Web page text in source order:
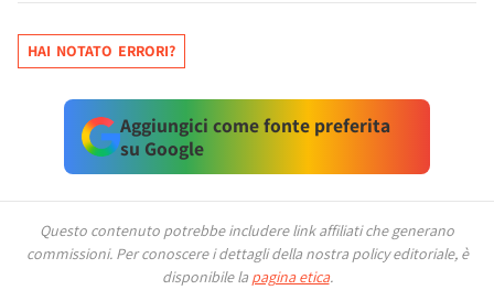
HAI NOTATO ERRORI?
Aggiungici come fonte preferita
su Google
Questo contenuto potrebbe includere link affiliati che generano
commissioni. Per conoscere i dettagli della nostra policy editoriale, è
disponibile la pagina etica.